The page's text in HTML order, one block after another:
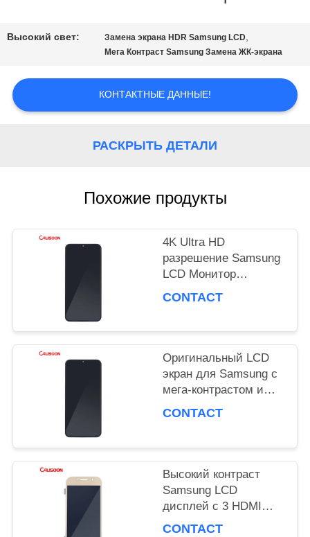
НАША
КОНТРОЛЬ
КАЧЕСТВА
ОТПРАВИТЬ
PRIVACY
Высокий свет: Замена экрана HDR Samsung LCD,
Мега Контраст Samsung Замена ЖК-экрана
КОНТАКТНЫЕ ДАННЫЕ!
РАСКРЫТЬ ДЕТАЛИ
Похожие продукты
4K Ultra HD
разрешение Samsung
LCD Монитор
Высочайшая
CONTACT
Оригинальный LCD
экран для Samsung с
мега-контрастом и
углом обзора 178
CONTACT
Высокий контраст
Samsung LCD
дисплей с 3 HDMI
портами OEM ODM
CONTACT